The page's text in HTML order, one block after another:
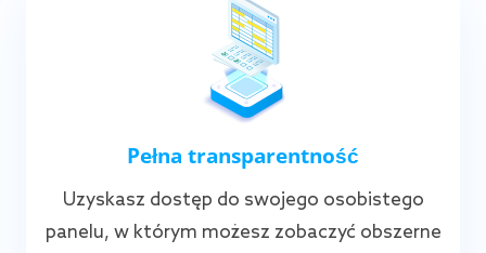
Pełna transparentność
Uzyskasz dostęp do swojego osobistego
panelu, w którym możesz zobaczyć obszerne